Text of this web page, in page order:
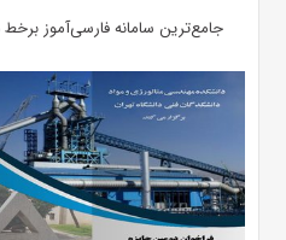
جامع‌ترین سامانه فارسی‌آموز